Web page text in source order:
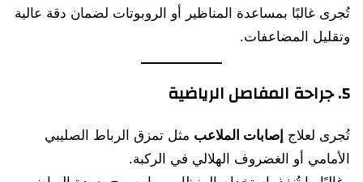
تُجرى غالبًا بمساعدة المناظير أو الروبوتات لضمان دقة عالية
وتقليل المضاعفات.
5. جراحة المفاصل الرياضية
تُجرى لعلاج إصابات الملاعب مثل تمزق الرباط الصليبي
الأمامي أو الغضروف الهلالي في الركبة.